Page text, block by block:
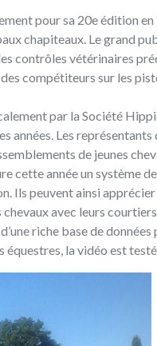
pour sa 20e édition
chapiteaux. Le grand
contrôles vétérinaires
compétiteurs sur les
par la Société
années. Les
de jeunes
cette année un système
Ils peuvent ainsi
chevaux avec leurs
riche base de
la vidéo est